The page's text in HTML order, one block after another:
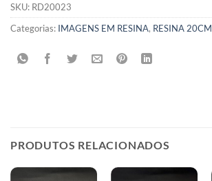
SKU: RD20023
Categorias: IMAGENS EM RESINA, RESINA 20CM
PRODUTOS RELACIONADOS